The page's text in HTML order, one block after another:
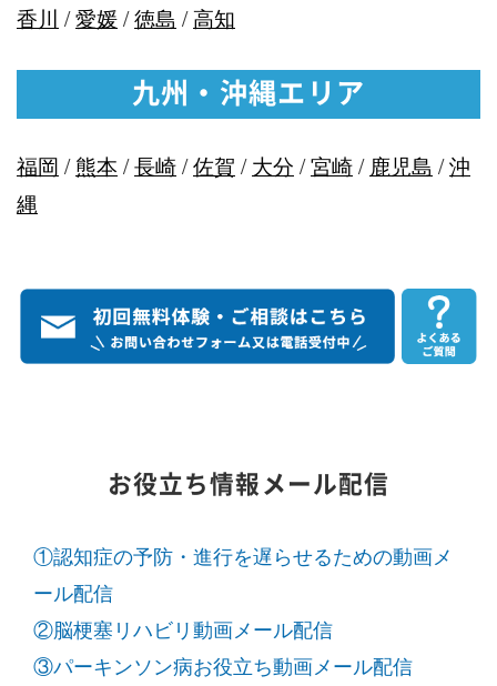
香川 /愛媛/徳島 /高知
九州・沖縄エリア
福岡 /熊本 /長崎/佐賀 /大分 /宮崎/ 鹿児島 /沖
縄
お役立ち情報メール配信
①認知症の予防・進行を遅らせるための動画メ
ール配信
②脳梗塞リハビリ動画メール配信
③パーキンソン病お役立ち動画メール配信